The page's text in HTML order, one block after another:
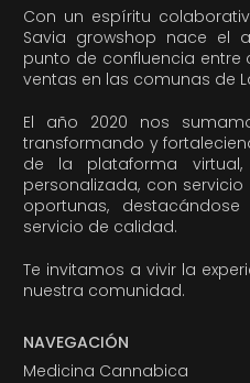
Con un espíritu
Savia growshop nace el
punto de confluencia entre
ventas en las comunas de
El año 2020 nos
transformando y
de la plataforma
personalizada, con
oportunas,
servicio de calidad.
Te invitamos a vivir la
nuestra comunidad.
NAVEGACIÓN
Medicina Cannabica